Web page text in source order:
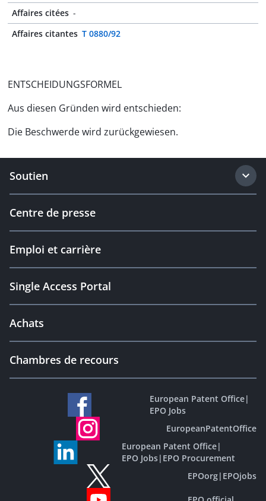
Affaires citées -
Affaires citantes T 0880/92
ENTSCHEIDUNGSFORMEL
Aus diesen Gründen wird entschieden:
Die Beschwerde wird zurückgewiesen.
Soutien
Centre de presse
Emploi et carrière
Single Access Portal
Achats
Chambres de recours
European Patent Office|
EPO Jobs
EuropeanPatentOffice
European Patent Office|
EPO Jobs| EPO Procurement
EPOorg| EPOjobs